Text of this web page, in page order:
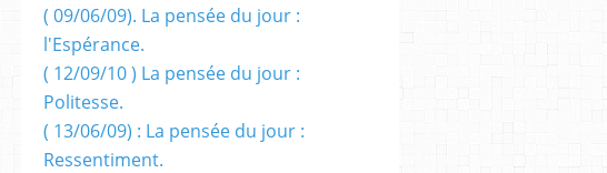
( 09/06/09). La pensée du jour :
l'Espérance.
( 12/09/10 ) La pensée du jour :
Politesse.
( 13/06/09) : La pensée du jour :
Ressentiment.